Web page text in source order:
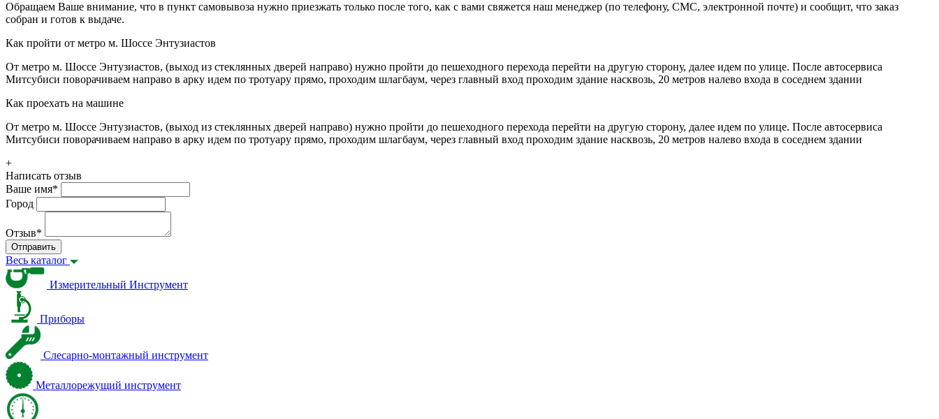
Обращаем Ваше внимание, что в пункт самовывоза нужно приезжать только после того, как с вами свяжется наш менеджер (по телефону, СМС, электронной почте) и сообщит, что заказ
собран и готов к выдаче.
Как пройти от метро м. Шоссе Энтузиастов
От метро м. Шоссе Энтузиастов, (выход из стеклянных дверей направо) нужно пройти до пешеходного перехода перейти на другую сторону, далее идем по улице. После автосервиса
Митсубиси поворачиваем направо в арку идем по тротуару прямо, проходим шлагбаум, через главный вход проходим здание насквозь, 20 метров налево входа в соседнем здании
Как проехать на машине
От метро м. Шоссе Энтузиастов, (выход из стеклянных дверей направо) нужно пройти до пешеходного перехода перейти на другую сторону, далее идем по улице. После автосервиса
Митсубиси поворачиваем направо в арку идем по тротуару прямо, проходим шлагбаум, через главный вход проходим здание насквозь, 20 метров налево входа в соседнем здании
+
Написать отзыв
Ваше имя*
Город
Отзыв*
Отправить
Весь каталог
Измерительный Инструмент
Приборы
Слесарно-монтажный инструмент
Металлорежущий инструмент